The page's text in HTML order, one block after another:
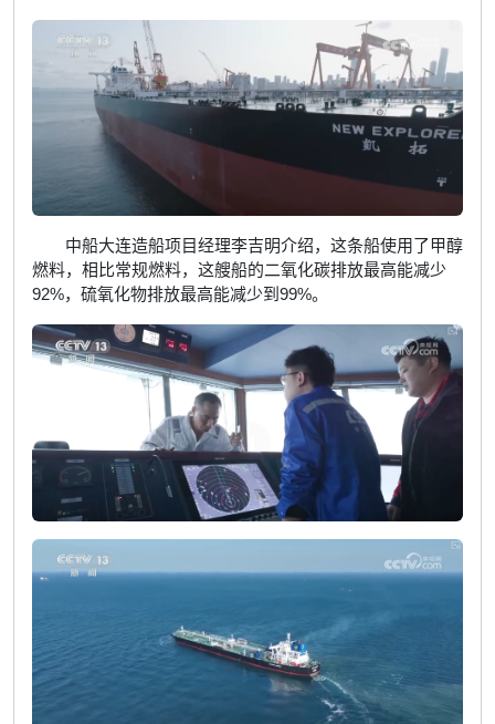
中船大连造船项目经理李吉明介绍，这条船使用了甲醇
燃料，相比常规燃料，这艘船的二氧化碳排放最高能减少
92%，硫氧化物排放最高能减少到99%。